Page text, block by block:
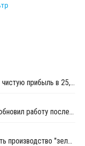
"Хавейл Мотор Рус" увеличил годовую чистую прибыль в 25,8 раза
Завод Hyundai в Санкт-Петербурге возобновил работу после двух лет простоя
НПП "Полипластик" планирует увеличить производство "зеленых" компаундов